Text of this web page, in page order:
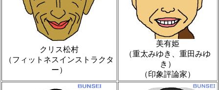
クリス松村
（フィットネスインストラクタ
ー）
美有姫
（重太みゆき、重田みゆ
き）
（印象評論家）